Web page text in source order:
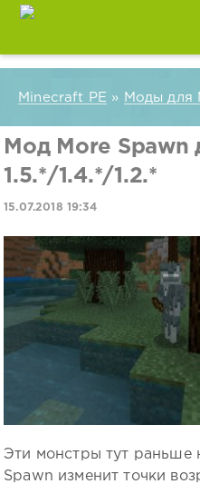
Minecraft PE » Моды для
Мод More Spawn
1.5.*/1.4.*/1.2.*
15.07.2018 19:34
Эти монстры тут раньше
Spawn изменит точки